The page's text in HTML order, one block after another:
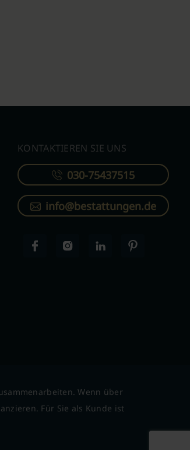
KONTAKTIEREN SIE UNS
030-75437515
info@bestattungen.de
Wenn über
Für Sie als Kunde ist